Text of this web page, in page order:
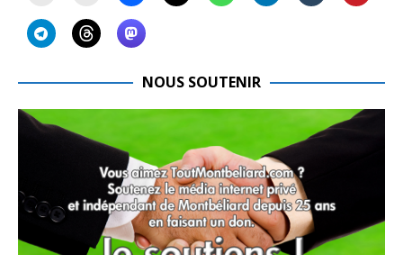
NOUS SOUTENIR